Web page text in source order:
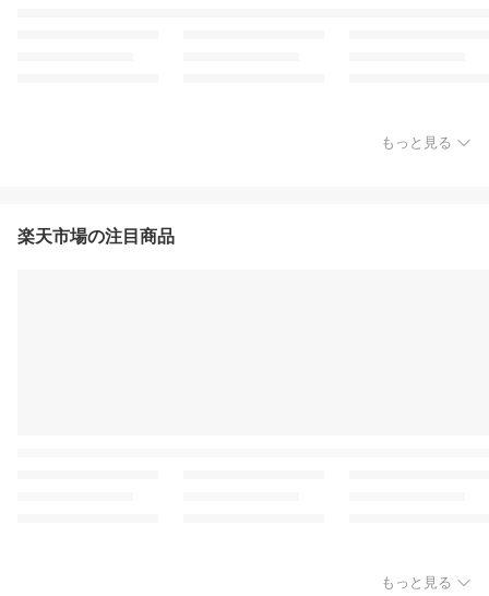
もっと見る
楽天市場の注目商品
もっと見る